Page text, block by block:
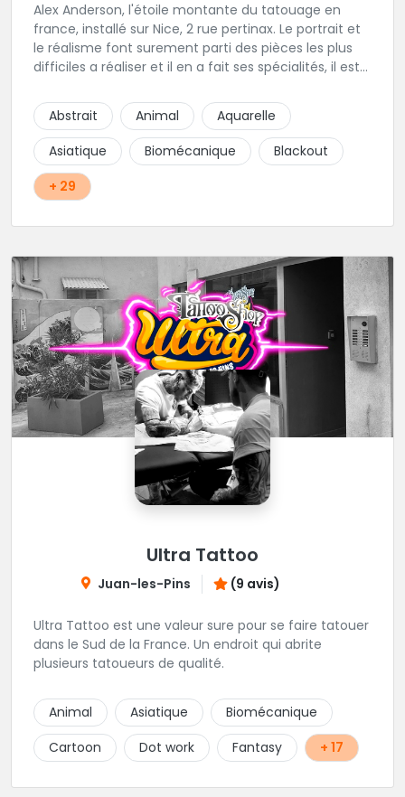
Alex Anderson, l'étoile montante du tatouage en
france, installé sur Nice, 2 rue pertinax. Le portrait et
le réalisme font surement parti des pièces les plus
difficiles a réaliser et il en a fait ses spécialités, il est
religieux ou du chicanos. Romain son frère sera vous
combler par sa finesse pour des pièces comme le
mandala, l'ornemental ou la calligraphie pour le
bonheur des futurs tatoués. Il y a aussi Léa, Maureen,
Fat, Tom, Sento, Lily, des artistes hors normes. Il n'y a
qu'à regarder les pièces sélectionnées ici pour
Abstrait Animal
Aquarelle
Asiatique
Biomécanique
Blackout
+ 29
Ultra Tattoo
Juan-les-Pins (9 avis)
Ultra Tattoo est une valeur sure pour se faire tatouer
dans le Sud de la France. Un endroit qui abrite
plusieurs tatoueurs de qualité.
Animal Asiatique
Biomécanique
Cartoon
Dot work Fantasy + 17